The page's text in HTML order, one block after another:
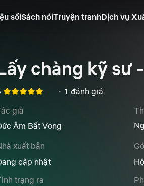
sồiSách nóiTruyện tranhDịch vụ
chàng kỹ sư
・ 1 đánh giá
giả
Âm Bất Vong
xuất bản
cập nhật
trạng ra